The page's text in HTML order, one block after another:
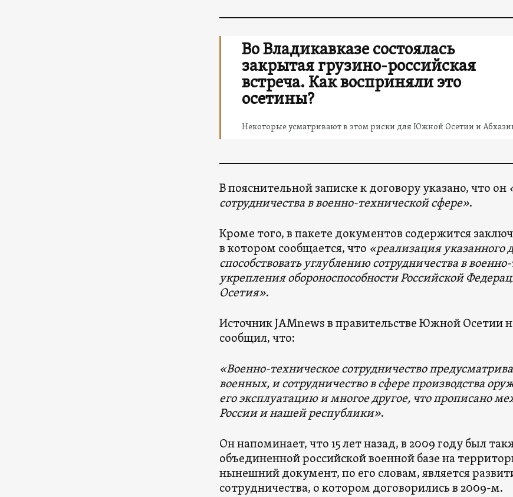
Во Владикавказе состоялась
закрытая грузино-российская
встреча. Как восприняли это
осетины?
Некоторые усматривают в этом риски для Южной Осетии и
В пояснительной записке к договору указано, что он
сотрудничества в военно-технической сфере».
Кроме того, в пакете документов содержится
в котором сообщается, что «реализация указанного
способствовать углублению сотрудничества в
укрепления обороноспособности Российской
Осетия».
Источник JAMnews в правительстве Южной Осетии
сообщил, что:
«Военно-техническое сотрудничество
военных, и сотрудничество в сфере производства
его эксплуатацию и многое другое, что прописано
России и нашей республики».
Он напоминает, что 15 лет назад, в 2009 году был
объединенной российской военной базе на
нынешний документ, по его словам, является
сотрудничества, о котором договорились в 2009-м.